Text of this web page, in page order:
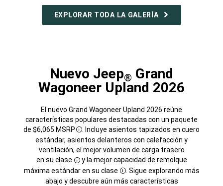
EXPLORAR TODA LA GALERÍA
Nuevo Jeep® Grand
Wagoneer Upland 2026
El nuevo Grand Wagoneer Upland 2026 reúne
características populares destacadas con un paquete
de $6,065 MSRP
Disclosure
. Incluye asientos tapizados en cuero
estándar, asientos delanteros con calefacción y
ventilación, el mejor volumen de carga trasero
en su clase
Disclosure
y la mejor capacidad de remolque
máxima estándar en su clase
Disclosure
. Sigue explorando más
abajo y descubre aún más características